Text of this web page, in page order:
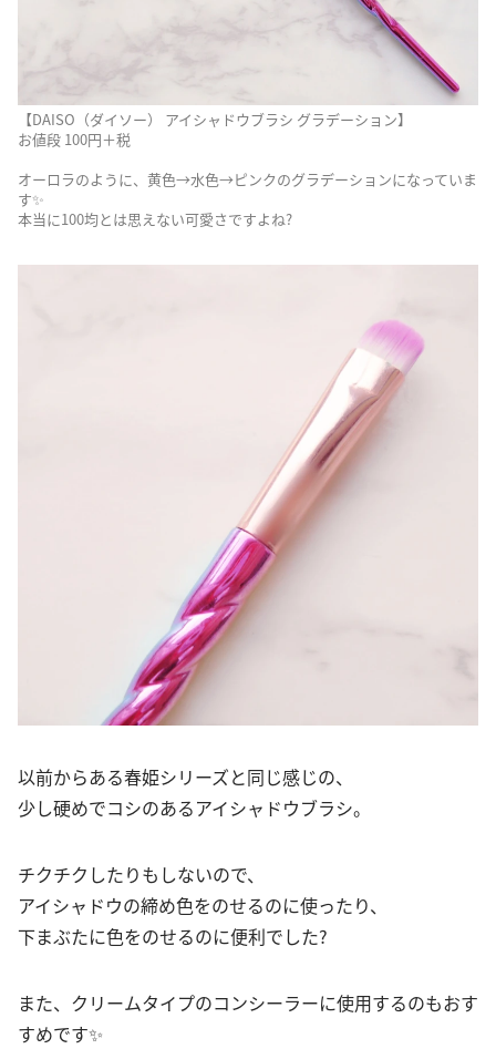
【DAISO（ダイソー） アイシャドウブラシ グラデーション】
お値段 100円＋税
オーロラのように、黄色→水色→ピンクのグラデーションになっていま
す✨
本当に100均とは思えない可愛さですよね?
以前からある春姫シリーズと同じ感じの、
少し硬めでコシのあるアイシャドウブラシ。
チクチクしたりもしないので、
アイシャドウの締め色をのせるのに使ったり、
下まぶたに色をのせるのに便利でした?
また、クリームタイプのコンシーラーに使用するのもおす
すめです✨